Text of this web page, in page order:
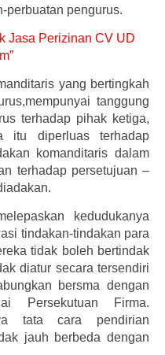
perbuatan pengurus.
Jasa Perizinan CV UD
yang bertingkah
tanggung
terhadap pihak ketiga,
itu diperluas terhadap
komanditaris dalam
terhadap persetujuan –
kedudukanya
tindakan-tindakan para
tidak boleh bertindak
diatur secara tersendiri
bersma dengan
Persekutuan Firma.
tata cara pendirian
jauh berbeda dengan